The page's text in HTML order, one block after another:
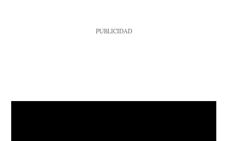
PUBLICIDAD